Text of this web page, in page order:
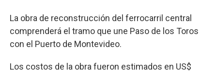
La obra de reconstrucción del ferrocarril central
comprenderá el tramo que une Paso de los Toros
con el Puerto de Montevideo.
Los costos de la obra fueron estimados en US$